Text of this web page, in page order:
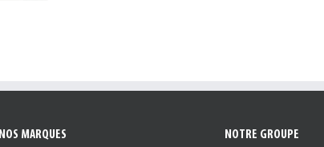
NOS MARQUES NOTRE GROUPE